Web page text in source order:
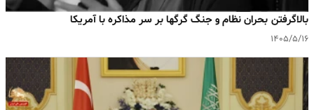
بالا‌گرفتن بحران نظام و جنگ گرگها بر سر مذاکره با آمریکا
۱۴۰۵/۵/۱۶